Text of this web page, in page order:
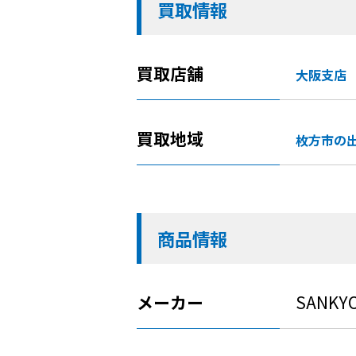
買取情報
買取店舗 大阪支店
買取地域 枚方市の
商品情報
メーカー